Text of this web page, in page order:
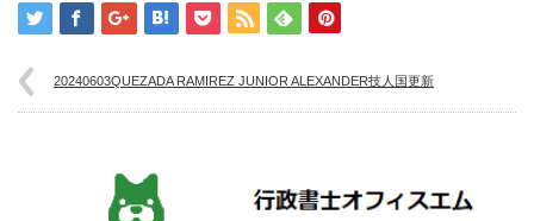
20240603QUEZADA RAMIREZ JUNIOR ALEXANDER技人国更新